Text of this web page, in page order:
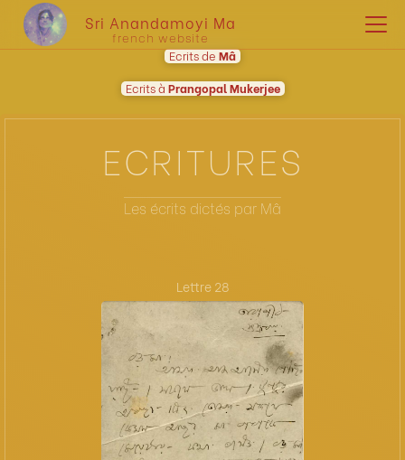
Sri Anandamoyi Ma
french website
Ecrits deMâ
Ecrits àPrangopal Mukerjee
ECRITURES
Les écrits dictés par Mâ
Lettre 28